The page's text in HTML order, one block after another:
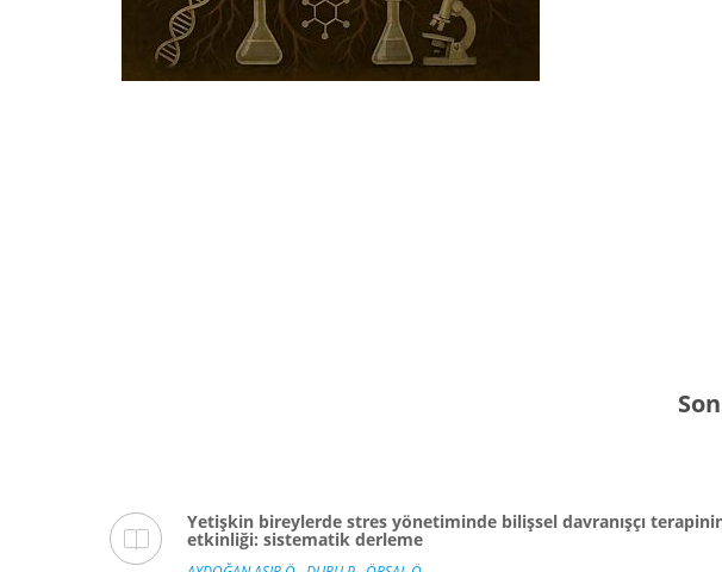
Yetişkin bireylerde stres yönetiminde bilişsel davranışçı
etkinliği: sistematik derleme